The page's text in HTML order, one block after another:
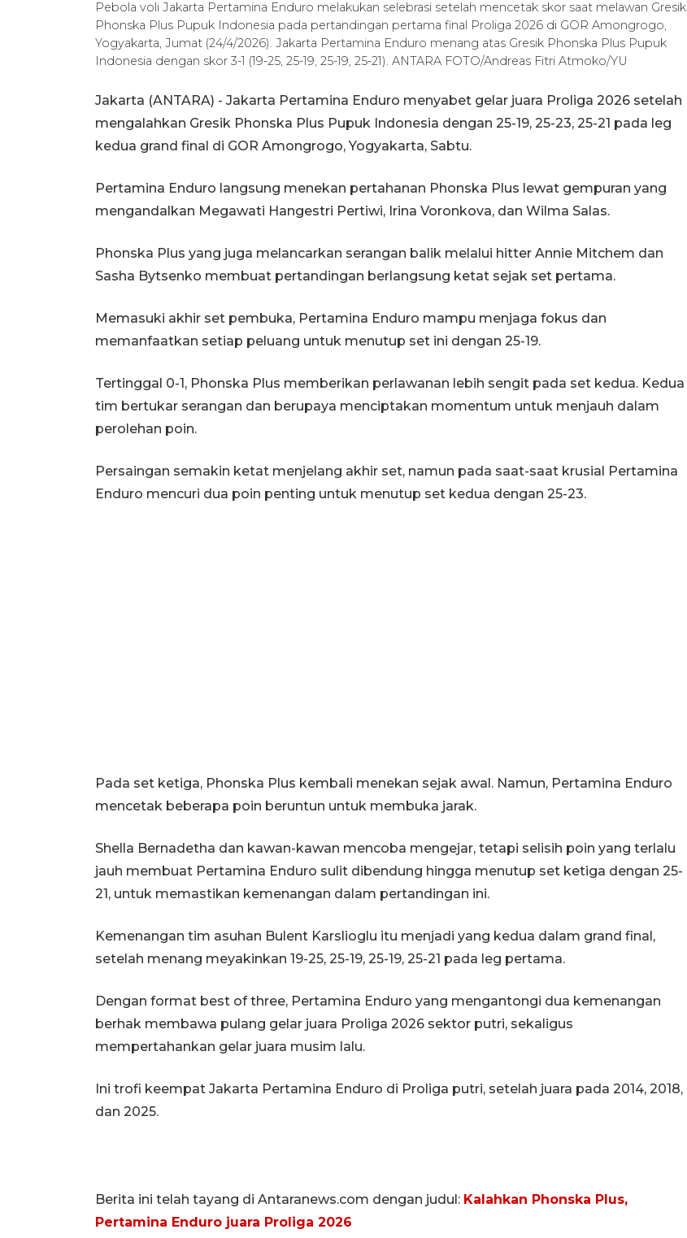
Pebola voli Jakarta Pertamina Enduro melakukan selebrasi setelah mencetak skor saat melawan Gresik
Phonska Plus Pupuk Indonesia pada pertandingan pertama final Proliga 2026 di GOR Amongrogo,
Yogyakarta, Jumat (24/4/2026). Jakarta Pertamina Enduro menang atas Gresik Phonska Plus Pupuk
Indonesia dengan skor 3-1 (19-25, 25-19, 25-19, 25-21). ANTARA FOTO/Andreas Fitri Atmoko/YU
Jakarta (ANTARA) - Jakarta Pertamina Enduro menyabet gelar juara Proliga 2026 setelah
mengalahkan Gresik Phonska Plus Pupuk Indonesia dengan 25-19, 25-23, 25-21 pada leg
kedua grand final di GOR Amongrogo, Yogyakarta, Sabtu.
Pertamina Enduro langsung menekan pertahanan Phonska Plus lewat gempuran yang
mengandalkan Megawati Hangestri Pertiwi, Irina Voronkova, dan Wilma Salas.
Phonska Plus yang juga melancarkan serangan balik melalui hitter Annie Mitchem dan
Sasha Bytsenko membuat pertandingan berlangsung ketat sejak set pertama.
Memasuki akhir set pembuka, Pertamina Enduro mampu menjaga fokus dan
memanfaatkan setiap peluang untuk menutup set ini dengan 25-19.
Tertinggal 0-1, Phonska Plus memberikan perlawanan lebih sengit pada set kedua. Kedua
tim bertukar serangan dan berupaya menciptakan momentum untuk menjauh dalam
perolehan poin.
Persaingan semakin ketat menjelang akhir set, namun pada saat-saat krusial Pertamina
Enduro mencuri dua poin penting untuk menutup set kedua dengan 25-23.
Pada set ketiga, Phonska Plus kembali menekan sejak awal. Namun, Pertamina Enduro
mencetak beberapa poin beruntun untuk membuka jarak.
Shella Bernadetha dan kawan-kawan mencoba mengejar, tetapi selisih poin yang terlalu
jauh membuat Pertamina Enduro sulit dibendung hingga menutup set ketiga dengan 25-
21, untuk memastikan kemenangan dalam pertandingan ini.
Kemenangan tim asuhan Bulent Karslioglu itu menjadi yang kedua dalam grand final,
setelah menang meyakinkan 19-25, 25-19, 25-19, 25-21 pada leg pertama.
Dengan format best of three, Pertamina Enduro yang mengantongi dua kemenangan
berhak membawa pulang gelar juara Proliga 2026 sektor putri, sekaligus
mempertahankan gelar juara musim lalu.
Ini trofi keempat Jakarta Pertamina Enduro di Proliga putri, setelah juara pada 2014, 2018,
dan 2025.
Berita ini telah tayang di Antaranews.com dengan judul: Kalahkan Phonska Plus,
Pertamina Enduro juara Proliga 2026